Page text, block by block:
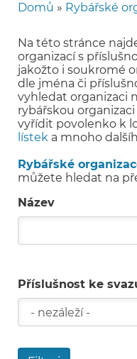
navigace
Domů Rybářské
Na této stránce
organizací s
jakožto i soukromé
dle jména či
vyhledat organizaci
rybářskou
vyřídit povolenko k
lístek a mnoho
Rybářské
můžete hledat na
Název
Příslušnost ke